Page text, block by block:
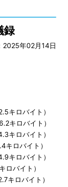
録
2025年02月14日
キロバイト）
キロバイト）
キロバイト）
キロバイト）
キロバイト）
ロバイト）
キロバイト）